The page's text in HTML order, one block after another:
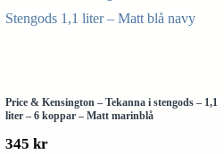
Price & Kensington – Tekanna i stengods – 1,1
liter – 6 koppar – Matt marinblå
345 kr